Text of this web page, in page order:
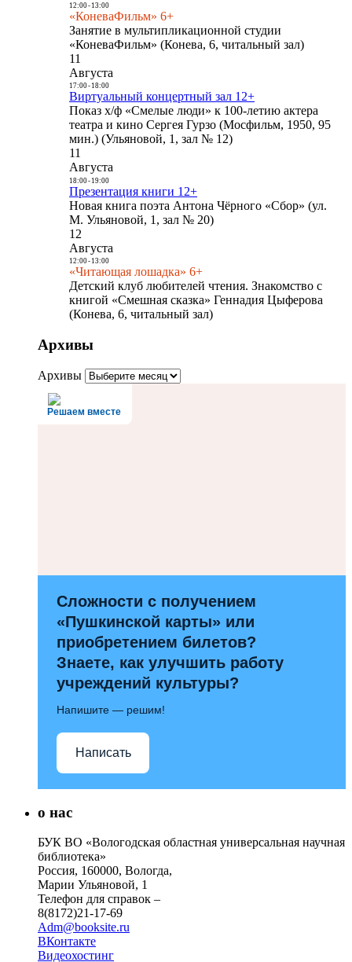
12:00- 13:00
«КоневаФильм» 6+
Занятие в мультипликационной студии
«КоневаФильм» (Конева, 6, читальный зал)
11
Августа
17:00- 18:00
Виртуальный концертный зал 12+
Показ х/ф «Смелые люди» к 100-летию актера
театра и кино Сергея Гурзо (Мосфильм, 1950, 95
мин.) (Ульяновой, 1, зал № 12)
11
Августа
18:00- 19:00
Презентация книги 12+
Новая книга поэта Антона Чёрного «Сбор» (ул.
М. Ульяновой, 1, зал № 20)
12
Августа
12:00- 13:00
«Читающая лошадка» 6+
Детский клуб любителей чтения. Знакомство с
книгой «Смешная сказка» Геннадия Цыферова
(Конева, 6, читальный зал)
Архивы
Архивы
Решаем вместе
Сложности с получением
«Пушкинской карты» или
приобретением билетов?
Знаете, как улучшить работу
учреждений культуры?
Напишите — решим!
Написать
о нас
БУК ВО «Вологодская областная универсальная научная
библиотека»
Россия, 160000, Вологда,
Марии Ульяновой, 1
Телефон для справок –
8(8172)21-17-69
Adm@booksite.ru
ВКонтакте
Видеохостинг